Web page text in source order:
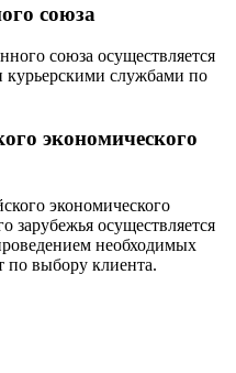
союза
союза осуществляется
службами по
экономического
экономического
зарубежья осуществляется
необходимых
по выбору клиента.